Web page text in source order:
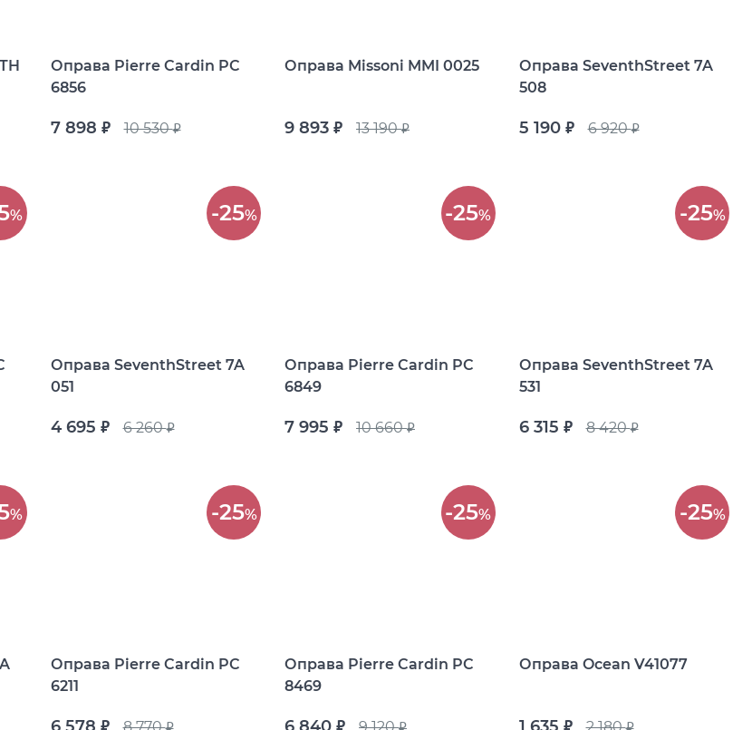
Оправа Pierre Cardin PC
6856
7 898 руб. 10 530руб.
Оправа Missoni MMI 0025
9 893 руб. 13 190руб.
Оправа SeventhStreet 7A
508
5 190 руб. 6 920руб.
% -25%
Оправа SeventhStreet 7A
051
4 695 руб. 6 260руб.
-25%
Оправа Pierre Cardin PC
6849
7 995 руб. 10 660руб.
-25%
Оправа SeventhStreet 7A
531
6 315 руб. 8 420руб.
% -25%
Оправа Pierre Cardin PC
6211
руб. руб.
-25%
Оправа Pierre Cardin PC
8469
руб. руб.
-25%
Оправа Ocean V41077
руб. руб.